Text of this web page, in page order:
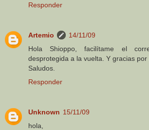
Responder
Artemio
14/11/09
Hola Shioppo, facilítame el
desprotegida a la vuelta. Y gracias por
Saludos.
Responder
Unknown 15/11/09
hola,